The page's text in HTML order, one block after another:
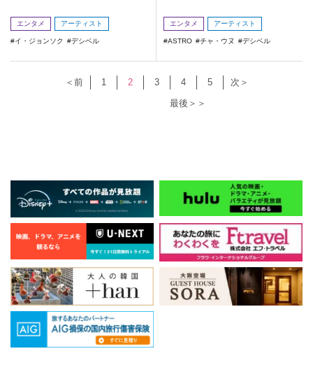
エンタメ アーティスト
イ・ジョンソク デシベル
エンタメ アーティスト
ASTRO チャ・ウヌ デシベル
＜前 1 2 3 4 5
次＞
最後＞＞